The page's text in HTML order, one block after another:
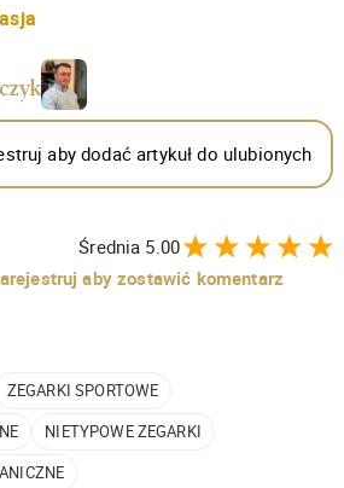
aby dodać artykuł do ulubionych
Średnia 5.00
aby zostawić komentarz
ZEGARKI SPORTOWE
NIETYPOWE ZEGARKI